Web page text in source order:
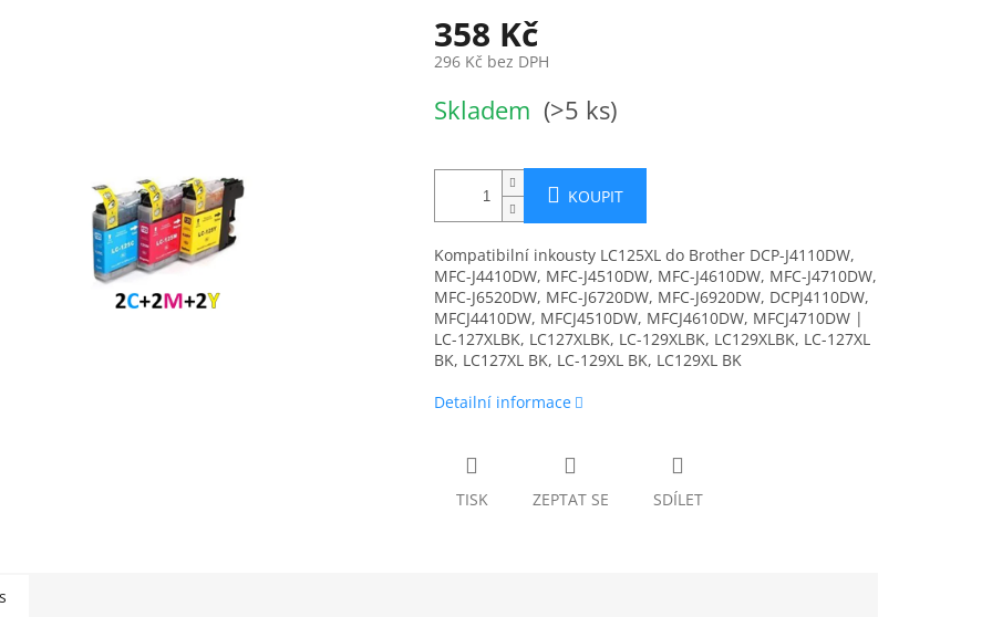
358 Kč
296 Kč bez DPH
cena:
Skladem (>5 ks)
KOUPIT
Kompatibilní inkousty LC125XL do Brother DCP-J4110DW,
MFC-J4410DW, MFC-J4510DW, MFC-J4610DW, MFC-J4710DW,
MFC-J6520DW, MFC-J6720DW, MFC-J6920DW, DCPJ4110DW,
MFCJ4410DW, MFCJ4510DW, MFCJ4610DW, MFCJ4710DW |
LC-127XLBK, LC127XLBK, LC-129XLBK, LC129XLBK, LC-127XL
BK, LC127XL BK, LC-129XL BK, LC129XL BK
Detailní informace
TISK ZEPTAT SE SDÍLET